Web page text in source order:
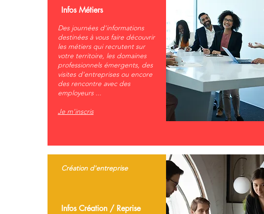
Infos Métiers
Des journées d'informations
destinées à vous faire découvrir
les métiers qui recrutent sur
votre territoire, les domaines
professionnels émergents, des
visites d'entreprises ou encore
des rencontre avec des
employeurs ...
Je m'inscris
Création d'entreprise
Infos Création / Reprise